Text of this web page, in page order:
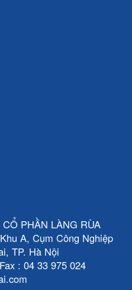
PHẦN LÀNG RÙA
A, Cụm Công Nghiệp
TP. Hà Nội
: 04 33 975 024